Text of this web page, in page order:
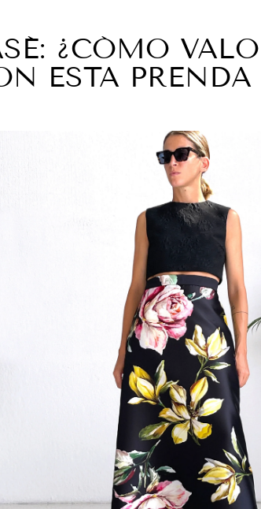
¿CÓMO
ESTA PRENDA